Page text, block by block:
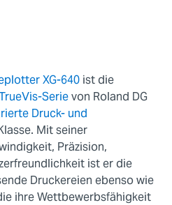
XG-640 ist die
Serievon Roland DG
Druck- und
Mit seiner
Präzision,
ist er die
Druckereien ebenso wie
ihre Wettbewerbsfähigkeit